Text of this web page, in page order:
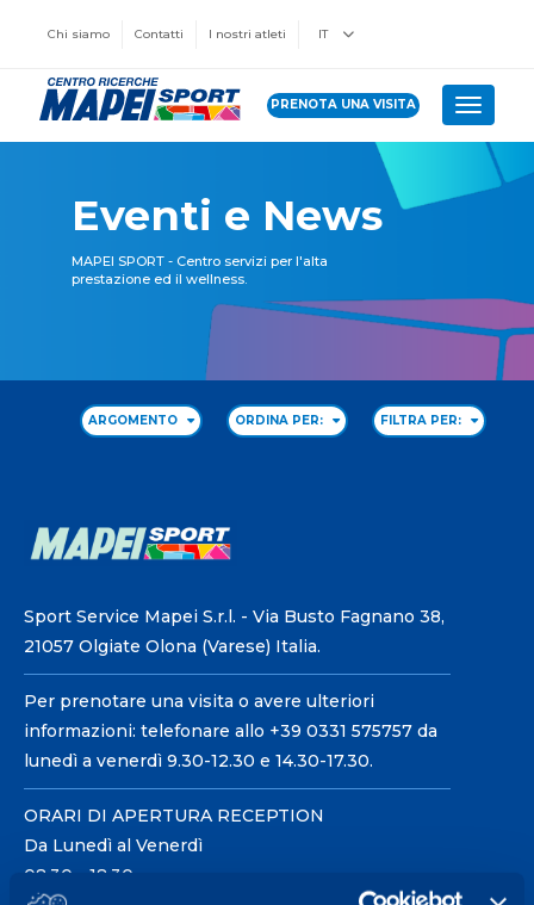
Chi siamo Contatti I nostri atleti IT
PRENOTA UNA VISITA Toggle
Eventi e News
MAPEI SPORT - Centro servizi per l'alta
prestazione ed il wellness.
ARGOMENTO ORDINA PER: FILTRA PER:
Sport Service Mapei S.r.l. - Via Busto Fagnano 38,
21057 Olgiate Olona (Varese) Italia.
Per prenotare una visita o avere ulteriori
informazioni: telefonare allo +39 0331 575757 da
lunedì a venerdì 9.30-12.30 e 14.30-17.30.
ORARI DI APERTURA RECEPTION
Da Lunedì al Venerdì
08.30 - 18.30